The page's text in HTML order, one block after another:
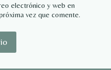
electrónico y web en
vez que comente.